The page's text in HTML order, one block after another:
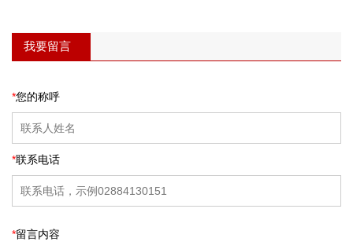
我要留言
*您的称呼
*联系电话
*留言内容